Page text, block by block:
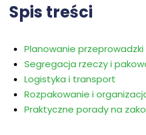
Spis treści
Planowanie przeprowadzki
Segregacja rzeczy i
Logistyka i transport
Rozpakowanie i
Praktyczne porady na